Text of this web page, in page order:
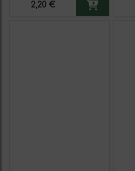
2,20 €